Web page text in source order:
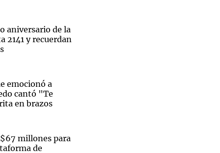
aniversario de la
2141 y recuerdan
emocionó a
cantó "Te
en brazos
millones para
de